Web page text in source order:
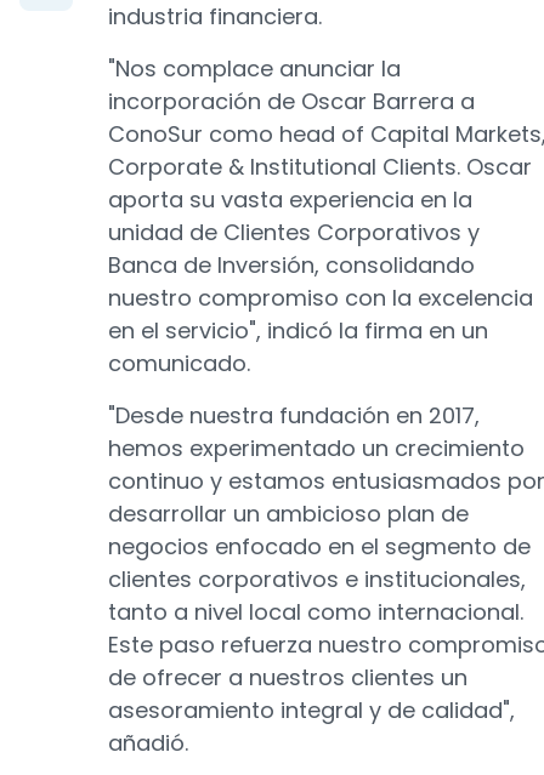
industria financiera.
"Nos complace anunciar la
incorporación de Oscar Barrera a
ConoSur como head of Capital
Corporate & Institutional Clients. Oscar
aporta su vasta experiencia en la
unidad de Clientes Corporativos y
Banca de Inversión, consolidando
nuestro compromiso con la excelencia
en el servicio", indicó la firma en un
comunicado.
"Desde nuestra fundación en 2017,
hemos experimentado un crecimiento
continuo y estamos entusiasmados por
desarrollar un ambicioso plan de
negocios enfocado en el segmento de
clientes corporativos e institucionales,
tanto a nivel local como internacional.
Este paso refuerza nuestro
de ofrecer a nuestros clientes un
asesoramiento integral y de calidad",
añadió.